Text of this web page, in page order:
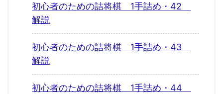
初心者のための詰将棋 1手詰め・42
解説
初心者のための詰将棋 1手詰め・43
解説
初心者のための詰将棋 1手詰め・44